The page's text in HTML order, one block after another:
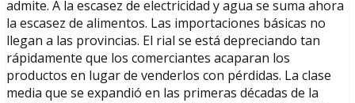
admite. A la escasez de electricidad y agua se suma ahora
la escasez de alimentos. Las importaciones básicas no
llegan a las provincias. El rial se está depreciando tan
rápidamente que los comerciantes acaparan los
productos en lugar de venderlos con pérdidas. La clase
media que se expandió en las primeras décadas de la